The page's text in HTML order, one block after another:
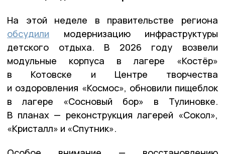
На этой неделе в правительстве региона
обсудили модернизацию инфраструктуры
детского отдыха. В 2026 году возвели
модульные корпуса в лагере «Костёр»
в Котовске и Центре творчества
и оздоровления «Космос», обновили пищеблок
в лагере «Сосновый бор» в Тулиновке.
В планах — реконструкция лагерей «Сокол»,
«Кристалл» и «Спутник».